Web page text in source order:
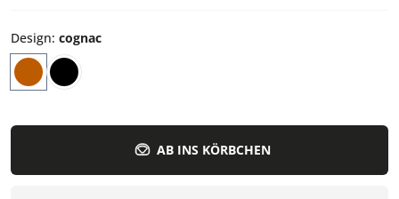
Design: cognac
AB INS KÖRBCHEN